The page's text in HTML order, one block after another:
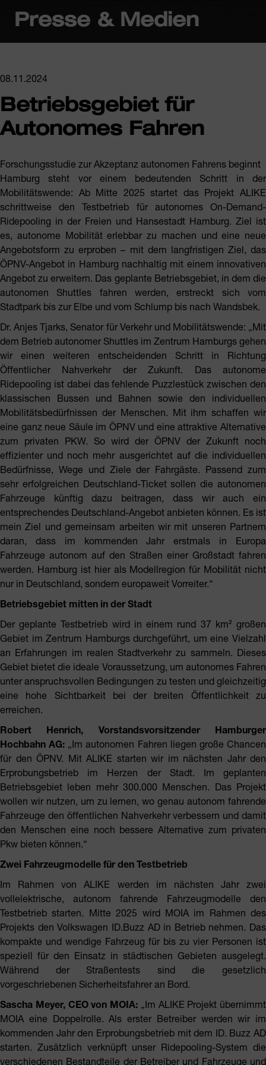
Presse & Medien
08.11.2024
Betriebsgebiet für
Autonomes Fahren
Forschungsstudie zur Akzeptanz autonomen Fahrens beginnt
Hamburg steht vor einem bedeutenden Schritt in der
Mobilitätswende: Ab Mitte 2025 startet das Projekt ALIKE
schrittweise den Testbetrieb für autonomes On-Demand-
Ridepooling in der Freien und Hansestadt Hamburg. Ziel ist
es, autonome Mobilität erlebbar zu machen und eine neue
Angebotsform zu erproben – mit dem langfristigen Ziel, das
ÖPNV-Angebot in Hamburg nachhaltig mit einem innovativen
Angebot zu erweitern. Das geplante Betriebsgebiet, in dem die
autonomen Shuttles fahren werden, erstreckt sich vom
Stadtpark bis zur Elbe und vom Schlump bis nach Wandsbek.
Dr. Anjes Tjarks, Senator für Verkehr und Mobilitätswende: „Mit
dem Betrieb autonomer Shuttles im Zentrum Hamburgs gehen
wir einen weiteren entscheidenden Schritt in Richtung
Öffentlicher Nahverkehr der Zukunft. Das autonome
Ridepooling ist dabei das fehlende Puzzlestück zwischen den
klassischen Bussen und Bahnen sowie den individuellen
Mobilitätsbedürfnissen der Menschen. Mit ihm schaffen wir
eine ganz neue Säule im ÖPNV und eine attraktive Alternative
zum privaten PKW. So wird der ÖPNV der Zukunft noch
effizienter und noch mehr ausgerichtet auf die individuellen
Bedürfnisse, Wege und Ziele der Fahrgäste. Passend zum
sehr erfolgreichen Deutschland-Ticket sollen die autonomen
Fahrzeuge künftig dazu beitragen, dass wir auch ein
entsprechendes Deutschland-Angebot anbieten können. Es ist
mein Ziel und gemeinsam arbeiten wir mit unseren Partnern
daran, dass im kommenden Jahr erstmals in Europa
Fahrzeuge autonom auf den Straßen einer Großstadt fahren
werden. Hamburg ist hier als Modellregion für Mobilität nicht
nur in Deutschland, sondern europaweit Vorreiter.“
Betriebsgebiet mitten in der Stadt
Der geplante Testbetrieb wird in einem rund 37 km² großen
Gebiet im Zentrum Hamburgs durchgeführt, um eine Vielzahl
an Erfahrungen im realen Stadtverkehr zu sammeln. Dieses
Gebiet bietet die ideale Voraussetzung, um autonomes Fahren
unter anspruchsvollen Bedingungen zu testen und gleichzeitig
eine hohe Sichtbarkeit bei der breiten Öffentlichkeit zu
erreichen.
Robert Henrich, Vorstandsvorsitzender Hamburger
Hochbahn AG: „Im autonomen Fahren liegen große Chancen
für den ÖPNV. Mit ALIKE starten wir im nächsten Jahr den
Erprobungsbetrieb im Herzen der Stadt. Im geplanten
Betriebsgebiet leben mehr 300.000 Menschen. Das Projekt
wollen wir nutzen, um zu lernen, wo genau autonom fahrende
Fahrzeuge den öffentlichen Nahverkehr verbessern und damit
den Menschen eine noch bessere Alternative zum privaten
Pkw bieten können.“
Zwei Fahrzeugmodelle für den Testbetrieb
Im Rahmen von ALIKE werden im nächsten Jahr zwei
vollelektrische, autonom fahrende Fahrzeugmodelle den
Testbetrieb starten. Mitte 2025 wird MOIA im Rahmen des
Projekts den Volkswagen ID.Buzz AD in Betrieb nehmen. Das
kompakte und wendige Fahrzeug für bis zu vier Personen ist
speziell für den Einsatz in städtischen Gebieten ausgelegt.
Während der Straßentests sind die gesetzlich
vorgeschriebenen Sicherheitsfahrer an Bord.
Sascha Meyer, CEO von MOIA: „Im ALIKE Projekt übernimmt
MOIA eine Doppelrolle. Als erster Betreiber werden wir im
kommenden Jahr den Erprobungsbetrieb mit dem ID. Buzz AD
starten. Zusätzlich verknüpft unser Ridepooling-System die
verschiedenen Bestandteile der Betreiber und Fahrzeuge und